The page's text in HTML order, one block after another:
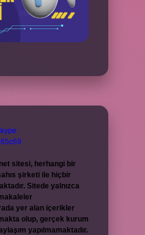
sitesi, herhangi bir
şirketi ile hiçbir
Sitede yalnızca
yer alan içerikler
olup, gerçek kurum
yapılmamaktadır.